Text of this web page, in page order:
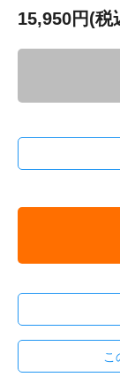
15,950円(税
こ